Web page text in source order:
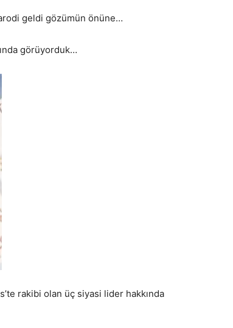
geldi gözümün önüne…
görüyorduk…
rakibi olan üç siyasi lider hakkında